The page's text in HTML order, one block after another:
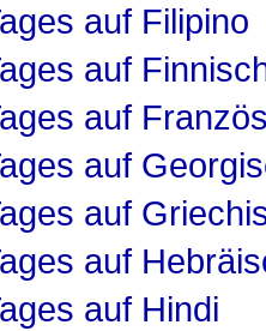
auf Filipino
auf
auf
auf
auf
auf
auf Hindi